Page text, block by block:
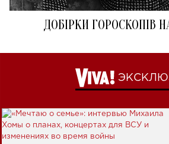
ДОБІРКИ ГОРОСКОПІВ